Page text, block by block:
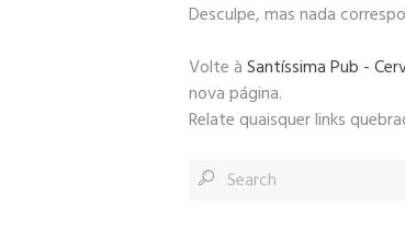
Desculpe, mas nada
Volte àSantíssima Pub -
nova página.
Relate quaisquer links